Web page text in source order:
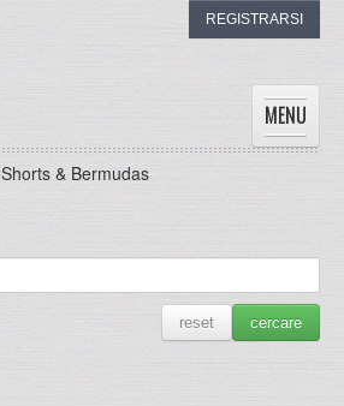
MENU
HOME
UOMINI
BAMBINI
I DRESSING
REGISTRARSI
Shorts & Bermudas
cercare
reset